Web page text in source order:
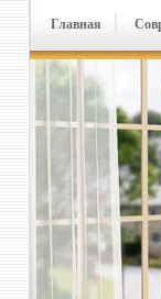
Главная